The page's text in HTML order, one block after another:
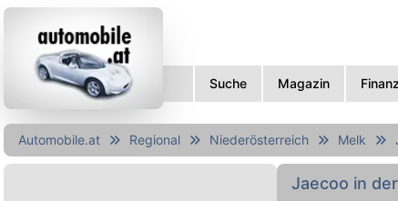
Suche Magazin
Automobile.at Regional Niederösterreich Melk
Jaecoo in